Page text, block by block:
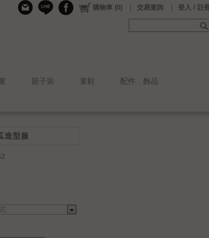
親子裝 童鞋 配件．飾品
購物車 (0) 交易查詢 登入 / 註
造型服